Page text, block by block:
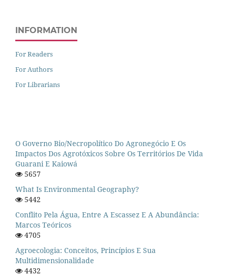
INFORMATION
For Readers
For Authors
For Librarians
O Governo Bio/necropolítico Do Agronegócio E Os
Impactos Dos Agrotóxicos Sobre Os Territórios De Vida
Guarani E Kaiowá
5657
What Is Environmental Geography?
5442
Conflito Pela Água, Entre A Escassez E A Abundância:
Marcos Teóricos
4705
Agroecologia: Conceitos, Princípios E Sua
Multidimensionalidade
4432